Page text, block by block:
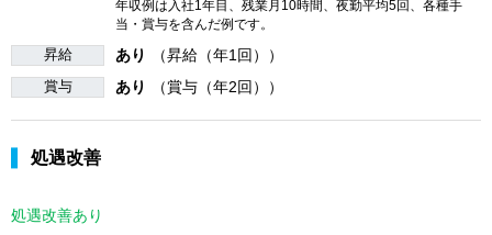
年収例は入社1年目、残業月10時間、夜勤平均5回、各種手
当・賞与を含んだ例です。
昇給 あり （昇給（年1回））
賞与 あり （賞与（年2回））
処遇改善
処遇改善あり